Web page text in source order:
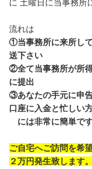
に 土曜日に当事務所
流れは
①当事務所に来所し
送下さい
②全て当事務所が所
に提出
③あなたの手元に申
口座に入金と忙しい
には非常に簡単で
ご自宅へご訪問を希
２万円発生致します。